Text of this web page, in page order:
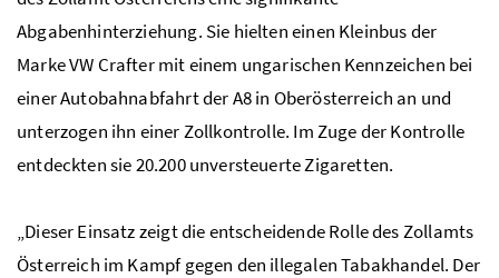
Abgabenhinterziehung. Sie hielten einen Kleinbus der
Marke VW Crafter mit einem ungarischen Kennzeichen bei
einer Autobahnabfahrt der A8 in Oberösterreich an und
unterzogen ihn einer Zollkontrolle. Im Zuge der Kontrolle
entdeckten sie 20.200 unversteuerte Zigaretten.
„Dieser Einsatz zeigt die entscheidende Rolle des Zollamts
Österreich im Kampf gegen den illegalen Tabakhandel. Der